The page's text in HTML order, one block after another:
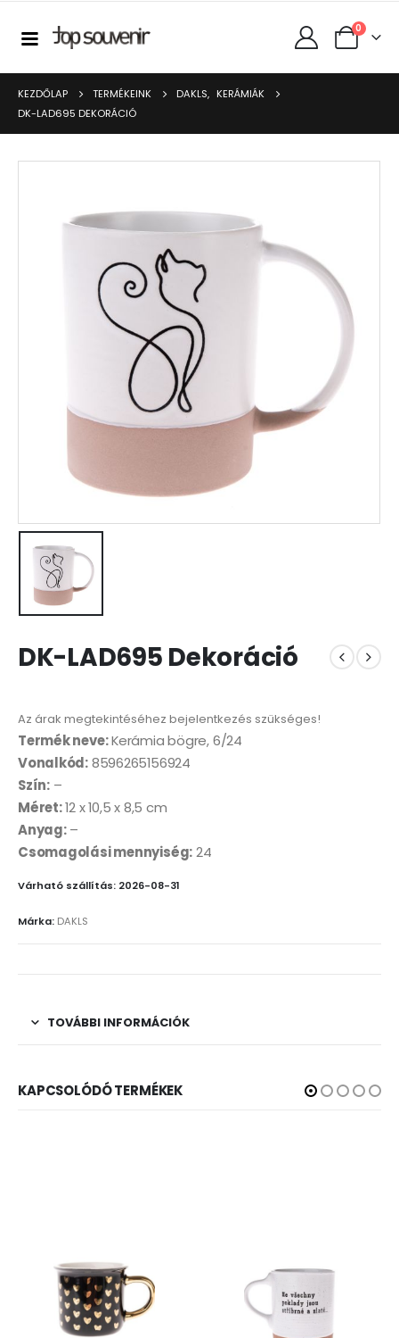
0
KEZDŐLAP TERMÉKEINK DAKLS, KERÁMIÁK
DK-LAD695 DEKORÁCIÓ
DK-LAD695 Dekoráció
Az árak megtekintéséhez bejelentkezés szükséges!
Termék neve:Kerámia bögre, 6/24
Vonalkód:8596265156924
Szín:–
Méret:12 x 10,5 x 8,5 cm
Anyag:–
Csomagolási mennyiség:24
Várható szállítás: 2026-08-31
Márka: DAKLS
TOVÁBBI INFORMÁCIÓK
KAPCSOLÓDÓ TERMÉKEK